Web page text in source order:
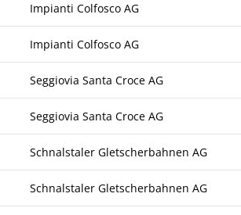
Impianti Colfosco AG
Impianti Colfosco AG
Seggiovia Santa Croce AG
Seggiovia Santa Croce AG
Schnalstaler Gletscherbahnen AG
Schnalstaler Gletscherbahnen AG